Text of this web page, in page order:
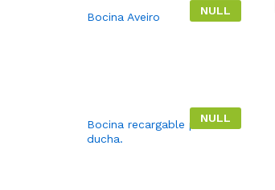
NULL
Bocina Aveiro
NULL
Bocina recargable para
ducha.